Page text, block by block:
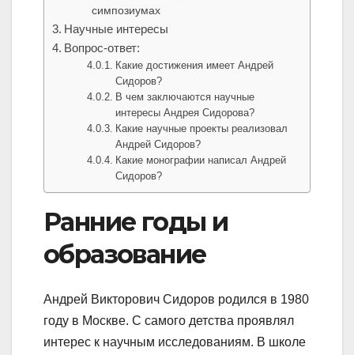
симпозиумах
Научные интересы
Вопрос-ответ:
Какие достижения имеет Андрей
Сидоров?
В чем заключаются научные
интересы Андрея Сидорова?
Какие научные проекты реализовал
Андрей Сидоров?
Какие монографии написал Андрей
Сидоров?
Ранние годы и
образование
Андрей Викторович Сидоров родился в 1980
году в Москве. С самого детства проявлял
интерес к научным исследованиям. В школе